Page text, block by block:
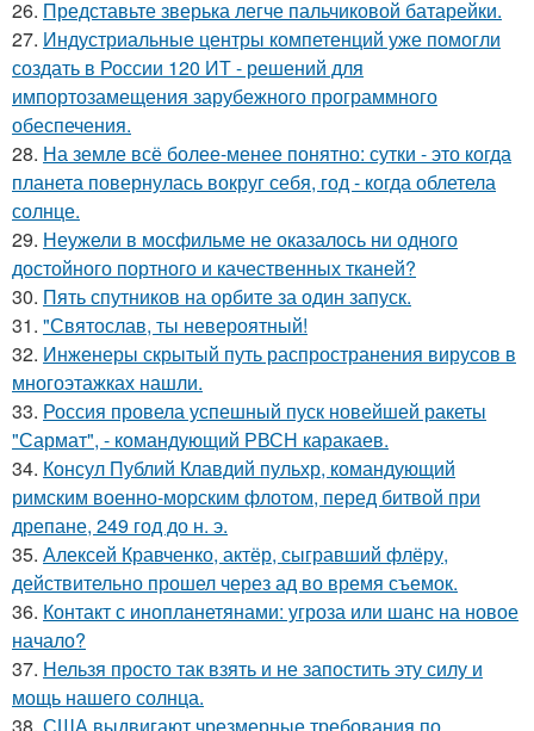
26. Представьте зверька легче пальчиковой батарейки.
27. Индустриальные центры компетенций уже помогли
создать в России 120 ИТ - решений для
импортозамещения зарубежного программного
обеспечения.
28. На земле всё более-менее понятно: сутки - это когда
планета повернулась вокруг себя, год - когда облетела
солнце.
29. Неужели в мосфильме не оказалось ни одного
достойного портного и качественных тканей?
30. Пять спутников на орбите за один запуск.
31. "Святослав, ты невероятный!
32. Инженеры скрытый путь распространения вирусов в
многоэтажках нашли.
33. Россия провела успешный пуск новейшей ракеты
"Сармат", - командующий РВСН каракаев.
34. Консул Публий Клавдий пульхр, командующий
римским военно-морским флотом, перед битвой при
дрепане, 249 год до н. э.
35. Алексей Кравченко, актёр, сыгравший флёру,
действительно прошел через ад во время съемок.
36. Контакт с инопланетянами: угроза или шанс на новое
начало?
37. Нельзя просто так взять и не запостить эту силу и
мощь нашего солнца.
38. США выдвигают чрезмерные требования по